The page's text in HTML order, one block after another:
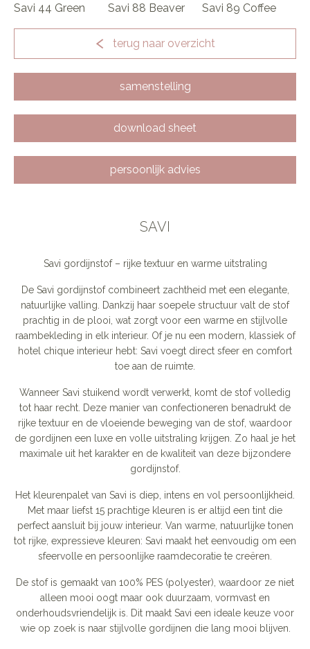
Savi 44 Green Savi 88 Beaver Savi 89 Coffee
terug naar overzicht
samenstelling
download sheet
persoonlijk advies
SAVI
Savi gordijnstof – rijke textuur en warme uitstraling
De Savi gordijnstof combineert zachtheid met een elegante,
natuurlijke valling. Dankzij haar soepele structuur valt de stof
prachtig in de plooi, wat zorgt voor een warme en stijlvolle
raambekleding in elk interieur. Of je nu een modern, klassiek of
hotel chique interieur hebt: Savi voegt direct sfeer en comfort
toe aan de ruimte.
Wanneer Savi stuikend wordt verwerkt, komt de stof volledig
tot haar recht. Deze manier van confectioneren benadrukt de
rijke textuur en de vloeiende beweging van de stof, waardoor
de gordijnen een luxe en volle uitstraling krijgen. Zo haal je het
maximale uit het karakter en de kwaliteit van deze bijzondere
gordijnstof.
Het kleurenpalet van Savi is diep, intens en vol persoonlijkheid.
Met maar liefst 15 prachtige kleuren is er altijd een tint die
perfect aansluit bij jouw interieur. Van warme, natuurlijke tonen
tot rijke, expressieve kleuren: Savi maakt het eenvoudig om een
sfeervolle en persoonlijke raamdecoratie te creëren.
De stof is gemaakt van 100% PES (polyester), waardoor ze niet
alleen mooi oogt maar ook duurzaam, vormvast en
onderhoudsvriendelijk is. Dit maakt Savi een ideale keuze voor
wie op zoek is naar stijlvolle gordijnen die lang mooi blijven.